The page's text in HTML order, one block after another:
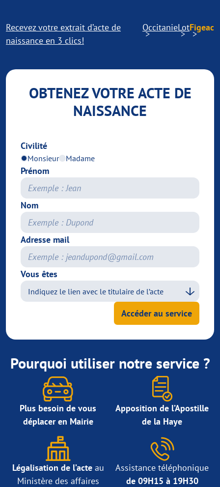
Recevez votre extrait d’acte de
naissance en 3 clics!
OccitanieLotFigeac
OBTENEZ VOTRE ACTE DE
NAISSANCE
Civilité
Monsieur Madame
Prénom
Nom
Adresse mail
Vous êtes
Accéder au service
Pourquoi utiliser notre service ?
Plus besoin de vous
déplacer en Mairie
Apposition de l’Apostille
de la Haye
Légalisation de l’acteau
Ministère des affaires
Assistance téléphonique
de 09H15 à 19H30